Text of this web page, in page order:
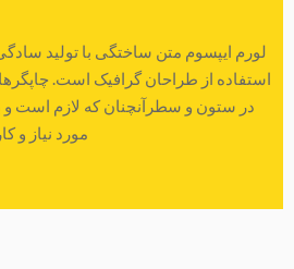
لورم ایپسوم متن ساختگی با تولید
استفاده از طراحان گرافیک است.
در ستون و سطرآنچنان که لازم است و
مورد نیاز و